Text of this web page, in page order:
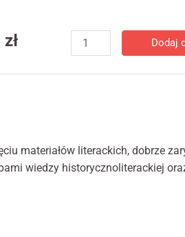
zł
ilość
Zarys
literatury
Dodaj
materiałów literackich, dobrze
wiedzy historycznoliterackiej